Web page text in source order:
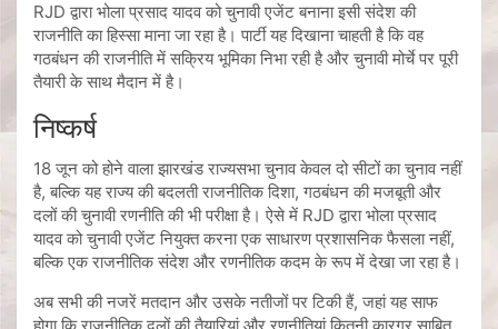
RJD द्वारा भोला प्रसाद यादव को चुनावी एजेंट बनाना इसी संदेश की
राजनीति का हिस्सा माना जा रहा है। पार्टी यह दिखाना चाहती है कि वह
गठबंधन की राजनीति में सक्रिय भूमिका निभा रही है और चुनावी मोर्चे पर पूरी
तैयारी के साथ मैदान में है।
निष्कर्ष
18 जून को होने वाला झारखंड राज्यसभा चुनाव केवल दो सीटों का चुनाव नहीं
है, बल्कि यह राज्य की बदलती राजनीतिक दिशा, गठबंधन की मजबूती और
दलों की चुनावी रणनीति की भी परीक्षा है। ऐसे में RJD द्वारा भोला प्रसाद
यादव को चुनावी एजेंट नियुक्त करना एक साधारण प्रशासनिक फैसला नहीं,
बल्कि एक राजनीतिक संदेश और रणनीतिक कदम के रूप में देखा जा रहा है।
अब सभी की नजरें मतदान और उसके नतीजों पर टिकी हैं, जहां यह साफ